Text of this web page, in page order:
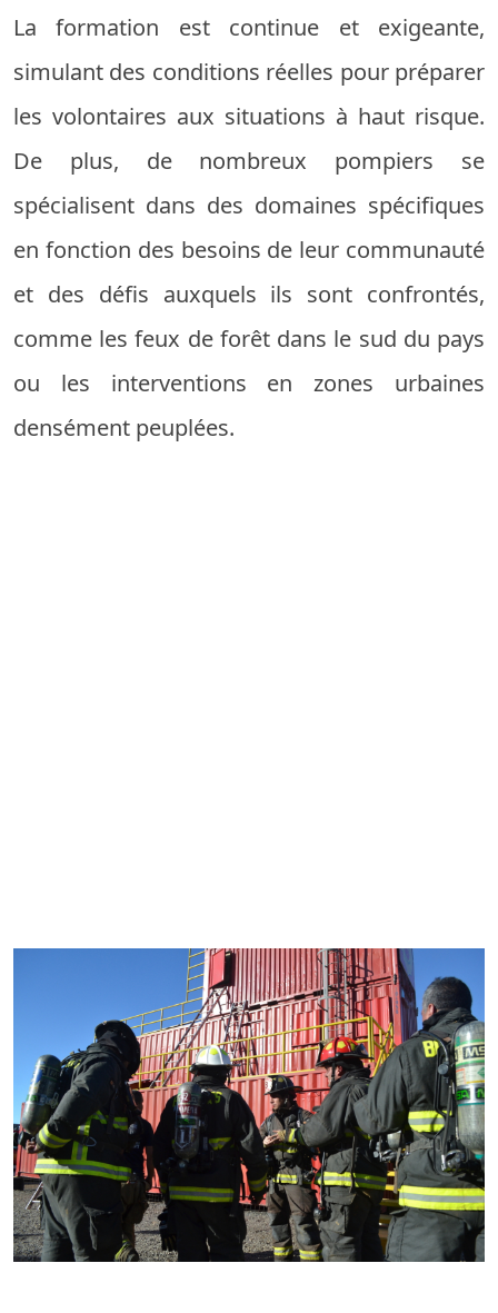
La formation est continue et exigeante,
simulant des conditions réelles pour préparer
les volontaires aux situations à haut risque.
De plus, de nombreux pompiers se
spécialisent dans des domaines spécifiques
en fonction des besoins de leur communauté
et des défis auxquels ils sont confrontés,
comme les feux de forêt dans le sud du pays
ou les interventions en zones urbaines
densément peuplées.